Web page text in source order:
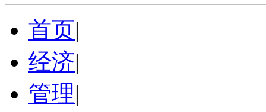
首页|
经济|
管理|